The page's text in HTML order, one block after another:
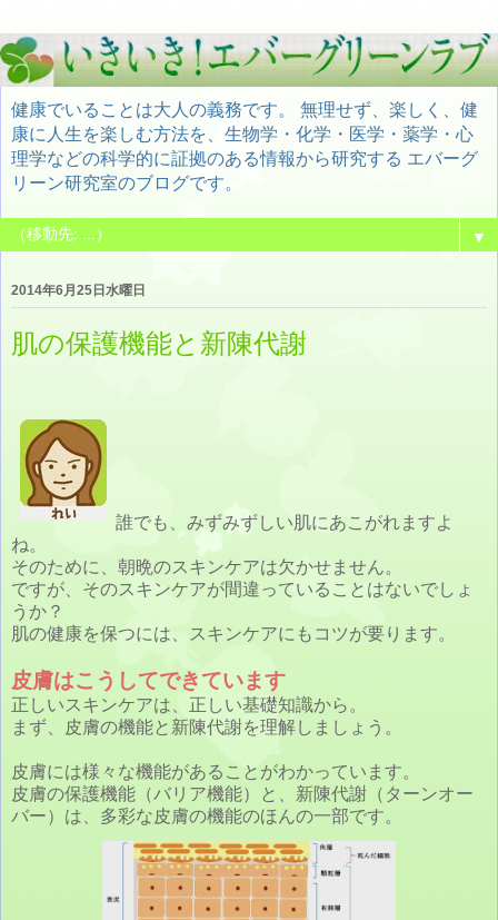
健康でいることは大人の義務です。 無理せず、楽しく、健
康に人生を楽しむ方法を、生物学・化学・医学・薬学・心
理学などの科学的に証拠のある情報から研究する エバーグ
リーン研究室のブログです。
▼
2014年6月25日水曜日
肌の保護機能と新陳代謝
誰でも、みずみずしい肌にあこがれますよ
ね。
そのために、朝晩のスキンケアは欠かせません。
ですが、そのスキンケアが間違っていることはないでしょ
うか？
肌の健康を保つには、スキンケアにもコツが要ります。
皮膚はこうしてできています
正しいスキンケアは、正しい基礎知識から。
まず、皮膚の機能と新陳代謝を理解しましょう。
皮膚には様々な機能があることがわかっています。
皮膚の保護機能（バリア機能）と、新陳代謝（ターンオー
バー）は、多彩な皮膚の機能のほんの一部です。